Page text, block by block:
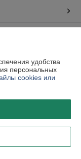
удобства
персональных
cookies или